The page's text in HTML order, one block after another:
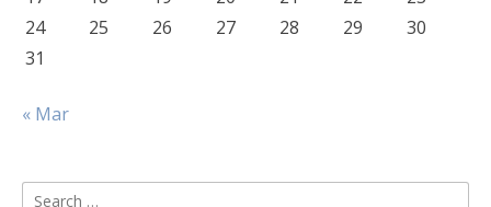
24
25 26 27 28 29
30
31
« Mar
Search